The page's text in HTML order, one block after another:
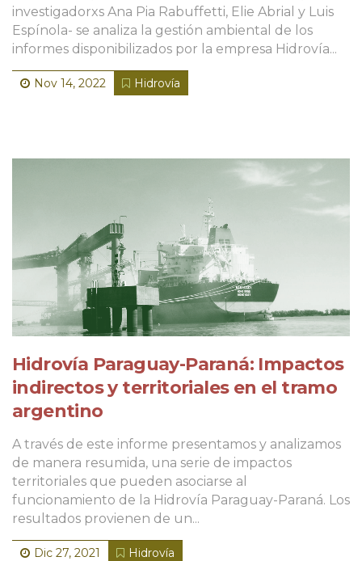
investigadorxs Ana Pia Rabuffetti, Elie Abrial y Luis
Espínola- se analiza la gestión ambiental de los
informes disponibilizados por la empresa Hidrovía...
Nov 14, 2022 Hidrovía
Hidrovía Paraguay-Paraná: Impactos
indirectos y territoriales en el tramo
argentino
A través de este informe presentamos y analizamos
de manera resumida, una serie de impactos
territoriales que pueden asociarse al
funcionamiento de la Hidrovía Paraguay-Paraná. Los
resultados provienen de un...
Dic 27, 2021 Hidrovía